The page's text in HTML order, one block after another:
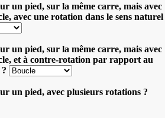
un pied, sur la même carre, mais avec
avec une rotation dans le sens naturel
un pied, sur la même carre, mais avec
et à contre-rotation par rapport au
un pied, avec plusieurs rotations ?